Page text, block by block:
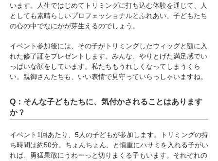
います。人生ではじめてトリミングに打ち込む体験を通じて、人
としても素晴らしいプロフェッショナルとふれあい、子どもたち
の心の中でなにかが芽生えるのでしょう。
イベント参加後には、その子がトリミングしたウィッグと額に入
れた修了証をプレゼントします。みんな、やりとげた満足感でい
っぱいな顔をしています。私たちもうれしくなってしまうくら
い。親御さんたちも、いい表情で見守っていらっしゃいますね。
Q：そんな子どもたちに、気付かされることはあります
か？
イベント1回あたり、5人の子どもが参加します。トリミングの持
ち時間は約50分。ちょんちょん、と慎重にハサミを入れる子がい
れば、勇猛果敢にうわーっと切りまくる子もいます。それぞれの